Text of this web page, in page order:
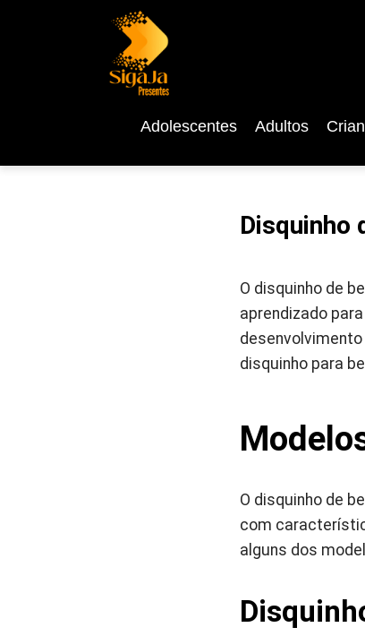
Adolescentes Adultos
Disquinho
O disquinho de
aprendizado
disquinho para
O disquinho de
com
alguns dos